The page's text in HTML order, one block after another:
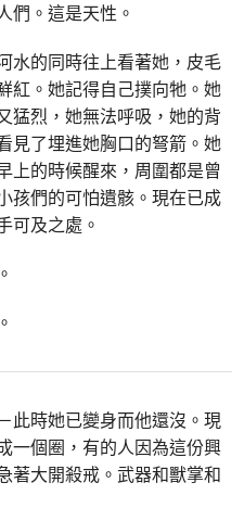
們。這是天性。
水的同時往上看著她，皮毛
紅。她記得自己撲向牠。她
猛烈，她無法呼吸，她的背
見了埋進她胸口的弩箭。她
上的時候醒來，周圍都是曾
孩們的可怕遺骸。現在已成
可及之處。
此時她已變身而他還沒。現
一個圈，有的人因為這份興
著大開殺戒。武器和獸掌和